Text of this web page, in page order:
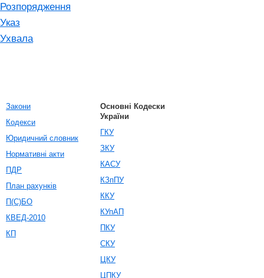
Розпорядження
Указ
Ухвала
Закони
Кодекси
Юридичний словник
Нормативні акти
ПДР
План рахунків
П(С)БО
КВЕД-2010
КП
Основні Кодески
України
ГКУ
ЗКУ
КАСУ
КЗпПУ
ККУ
КУпАП
ПКУ
СКУ
ЦКУ
ЦПКУ